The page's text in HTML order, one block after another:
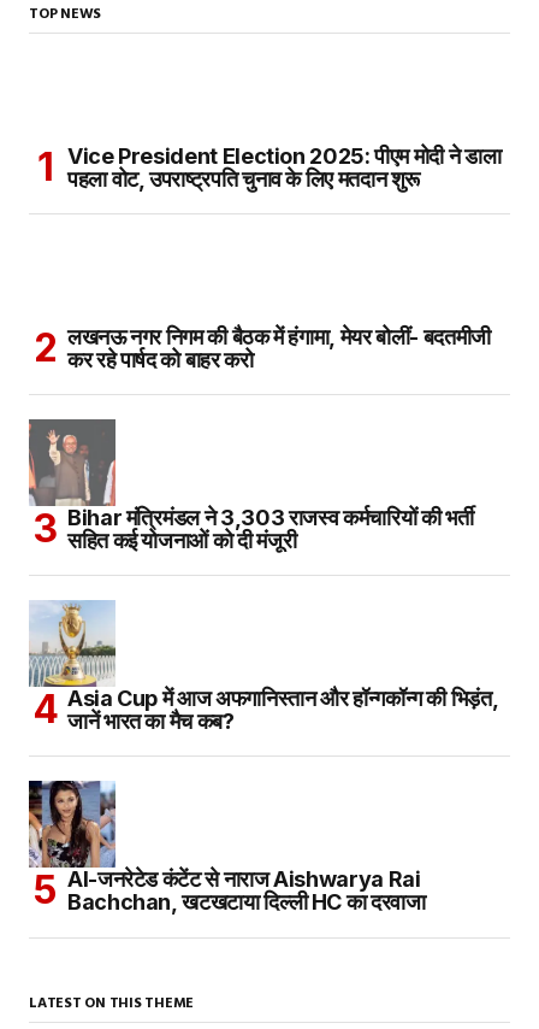
TOP NEWS
Vice President Election 2025: पीएम मोदी ने डाला
पहला वोट, उपराष्ट्रपति चुनाव के लिए मतदान शुरू
लखनऊ नगर निगम की बैठक में हंगामा, मेयर बोलीं- बदतमीजी
कर रहे पार्षद को बाहर करो
Bihar मंत्रिमंडल ने 3,303 राजस्व कर्मचारियों की भर्ती
सहित कई योजनाओं को दी मंजूरी
Asia Cup में आज अफगानिस्तान और हॉन्गकॉन्ग की भिड़ंत,
जानें भारत का मैच कब?
AI-जनरेटेड कंटेंट से नाराज Aishwarya Rai
Bachchan, खटखटाया दिल्ली HC का दरवाजा
LATEST ON THIS THEME